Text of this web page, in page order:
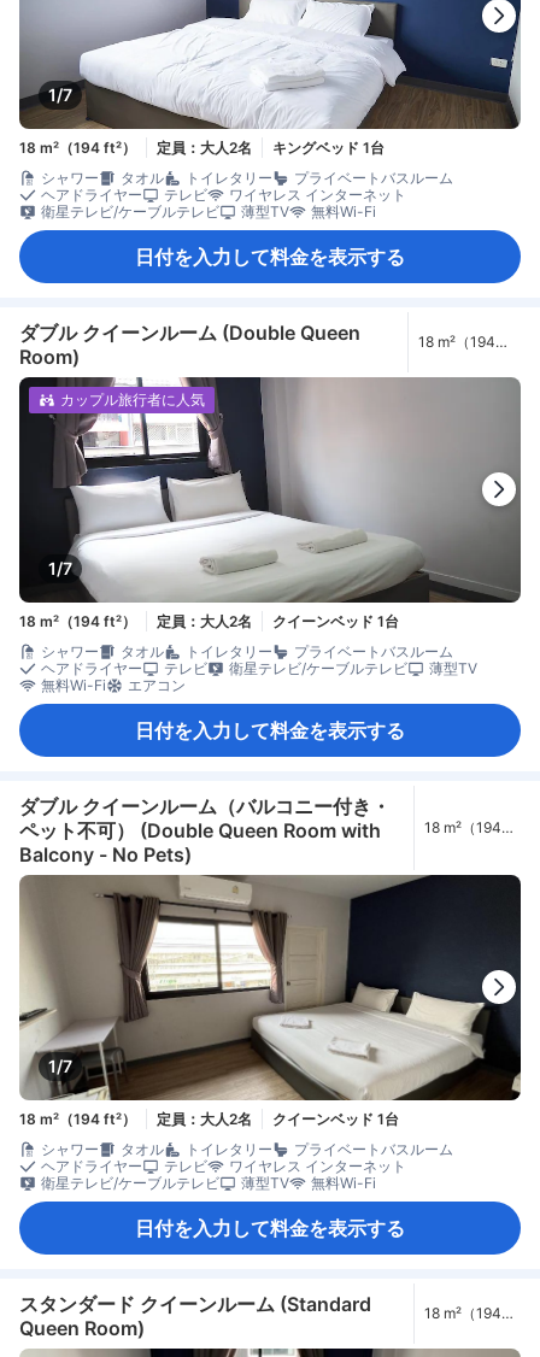
1/7
18 m²（194 ft²） 定員：大人2名
キングベッド 1台
シャワー
タオル トイレタリー
プライベートバスルーム
ヘアドライヤー
テレビ
ワイヤレス インターネット
衛星テレビ/ケーブルテレビ
薄型TV 無料Wi-Fi
日付を入力して料金を表示する
ダブル クイーンルーム (Double Queen
Room)
18 m²（194
1/7
カップル旅行者に人気
18 m²（194 ft²） 定員：大人2名
クイーンベッド 1台
シャワー
タオル トイレタリー
プライベートバスルーム
ヘアドライヤー
テレビ 衛星テレビ/ケーブルテレビ
薄型TV
無料Wi-Fi
エアコン
日付を入力して料金を表示する
ダブル クイーンルーム（バルコニー付き・
ペット不可） (Double Queen Room with
Balcony - No Pets)
18 m²（194
1/7
18 m²（194 ft²） 定員：大人2名
クイーンベッド 1台
シャワー
タオル トイレタリー
プライベートバスルーム
ヘアドライヤー
テレビ
ワイヤレス インターネット
衛星テレビ/ケーブルテレビ
薄型TV 無料Wi-Fi
日付を入力して料金を表示する
スタンダード クイーンルーム (Standard
Queen Room)
18 m²（194